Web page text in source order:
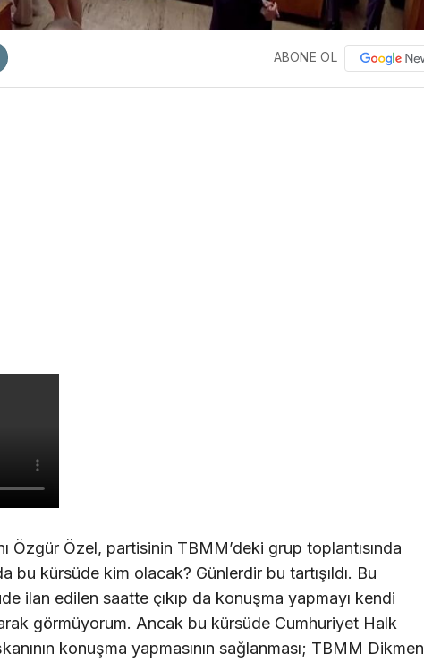
ABONE OL
Özgür Özel, partisinin TBMM’deki grup toplantısında
bu kürsüde kim olacak? Günlerdir bu tartışıldı. Bu
ilan edilen saatte çıkıp da konuşma yapmayı kendi
görmüyorum. Ancak bu kürsüde Cumhuriyet Halk
konuşma yapmasının sağlanması; TBMM Dikmen